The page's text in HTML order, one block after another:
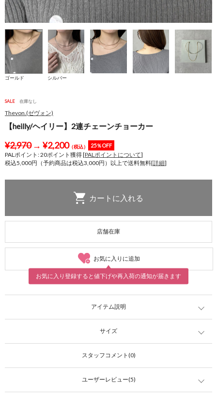
ゴールド シルバー
SALE 在庫なし
Thevon.(ゼヴォン)
【heilly/ヘイリー】2連チェーンチョーカー
¥2,970→ ¥2,200（税込） 25％OFF
PALポイント:20ポイント獲得 [PALポイントについて]
税込5,000円（予約商品は税込3,000円）以上で送料無料[詳細]
店舗在庫
お気に入りに追加
お気に入り登録すると値下げや再入荷の通知が届きます
アイテム説明
サイズ
スタッフコメント(0)
ユーザーレビュー(5)